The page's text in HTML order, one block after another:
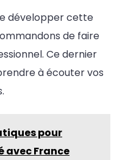
développer cette
de faire
Ce dernier
à écouter vos
pour
avec France